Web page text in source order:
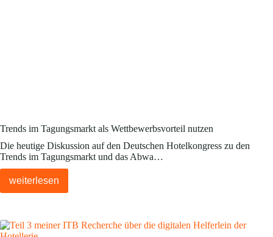
Trends im Tagungsmarkt als Wettbewerbsvorteil nutzen
Die heutige Diskussion auf den Deutschen Hotelkongress zu den
Trends im Tagungsmarkt und das Abwa…
weiterlesen